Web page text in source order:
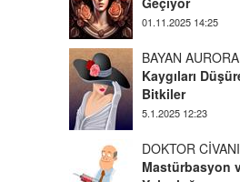
BAYAN AURORA
Kaygıları
5.1.2025 12:23
DOKTOR
Mastürbasyon
13.11.2024 22:51